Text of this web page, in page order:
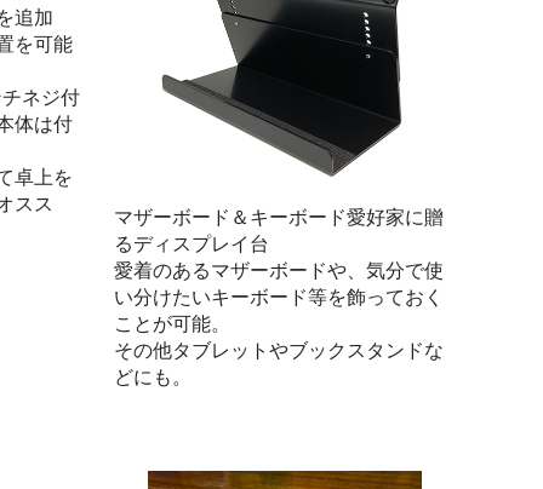
追加
を可能
ネジ付
体は付
卓上を
スス
マザーボード＆キーボード愛好家に贈
るディスプレイ台
愛着のあるマザーボードや、気分で使
い分けたいキーボード等を飾っておく
ことが可能。
その他タブレットやブックスタンドな
どにも。